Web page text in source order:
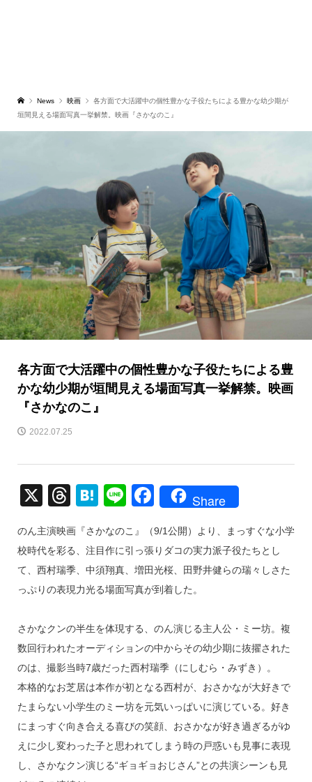
News 映画
各方面で大活躍中の個性豊かな子役たちによる豊かな幼少期が
垣間見える場面写真一挙解禁。映画『さかなのこ』
各方面で大活躍中の個性豊かな子役たちによる豊
かな幼少期が垣間見える場面写真一挙解禁。映画
『さかなのこ』
2022.07.25
X
T
e
a
d
H
e
n
a
Li
e
F
c
e
b
o
k
Share
のん主演映画『さかなのこ』（9/1公開）より、まっすぐな小学
校時代を彩る、注目作に引っ張りダコの実力派子役たちとし
て、西村瑞季、中須翔真、増田光桜、田野井健らの瑞々しさた
っぷりの表現力光る場面写真が到着した。
さかなクンの半生を体現する、のん演じる主人公・ミー坊。複
数回行われたオーディションの中からその幼少期に抜擢された
のは、撮影当時7歳だった西村瑞季（にしむら・みずき）。
本格的なお芝居は本作が初となる西村が、おさかなが大好きで
たまらない小学生のミー坊を元気いっぱいに演じている。好き
にまっすぐ向き合える喜びの笑顔、おさかなが好き過ぎるがゆ
えに少し変わった子と思われてしまう時の戸惑いも見事に表現
し、さかなクン演じる“ギョギョおじさん”との共演シーンも見